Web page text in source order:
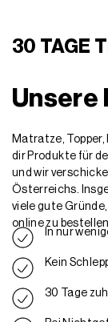
30 TAGE
Unsere
Matratze,
dir Produkte für
und wir
Österreichs.
viele gute
online zu
In nur
Kein
30 Tage